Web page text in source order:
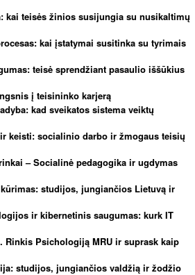
kai teisės žinios susijungia su nusikaltimų
kai įstatymai susitinka su tyrimais
teisė sprendžiant pasaulio iššūkius
į teisininko karjerą
kad sveikatos sistema veiktų
keisti: socialinio darbo ir žmogaus teisių
– Socialinė pedagogika ir ugdymas
studijos, jungiančios Lietuvą ir
ir kibernetinis saugumas: kurk IT
Rinkis Psichologiją MRU ir suprask kaip
studijos, jungiančios valdžią ir žodžio